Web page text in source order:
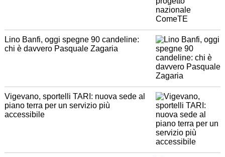
Lino Banfi, oggi spegne 90 candeline:
chi è davvero Pasquale Zagaria
Vigevano, sportelli TARI: nuova sede al
piano terra per un servizio più
accessibile